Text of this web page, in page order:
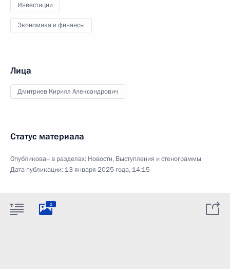
Инвестиции
Экономика и финансы
Лица
Дмитриев Кирилл Александрович
Статус материала
Опубликован в разделах: Новости, Выступления и стенограммы
Дата публикации: 13 января 2025 года, 14:15
2